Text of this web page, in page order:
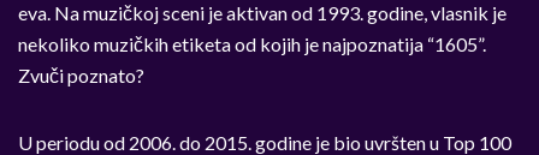
eva. Na muzičkoj sceni je aktivan od 1993. godine, vlasnik je
nekoliko muzičkih etiketa od kojih je najpoznatija “1605”.
Zvuči poznato?
U periodu od 2006. do 2015. godine je bio uvršten u Top 100